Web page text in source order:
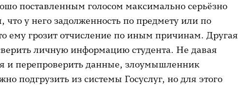
поставленным голосом максимально серьёзно
что у него задолженность по предмету или по
ему грозит отчисление по иным причинам. Другая
личную информацию студента. Не давая
и перепроверить данные, злоумышленник
подгрузить из системы Госуслуг, но для этого